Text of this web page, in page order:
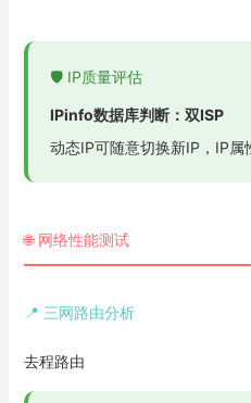
🛡️ IP质量评估
IPinfo数据库判断：双ISP
动态IP可随意切换新IP，IP属
🌐 网络性能测试
📍 三网路由分析
去程路由